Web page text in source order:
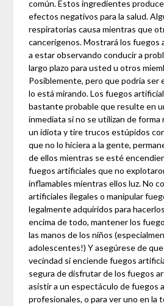
común. Estos ingredientes
efectos negativos para la salud.
respiratorias causa mientras que
cancerígenos. Mostrará los fuegos
a estar observando conducir a
largo plazo para usted u otros
Posiblemente, pero que podría ser
lo está mirando. Los fuegos
bastante probable que resulte en
inmediata si no se utilizan de forma
un idiota y tire trucos estúpidos
que no lo hiciera a la gente,
de ellos mientras se esté
fuegos artificiales que no
inflamables mientras ellos luz. No
artificiales ilegales o manipular
legalmente adquiridos para
encima de todo, mantener los
las manos de los niños
adolescentes!) Y asegúrese de
vecindad si enciende fuegos
segura de disfrutar de los fuegos
asistir a un espectáculo de fuegos
profesionales, o para ver uno en la